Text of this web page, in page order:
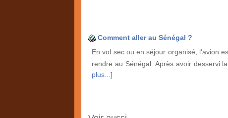
Comment aller au Sénégal ?
En vol sec ou en séjour organisé, l'avion
rendre au Sénégal. Après avoir desservi
plus...]